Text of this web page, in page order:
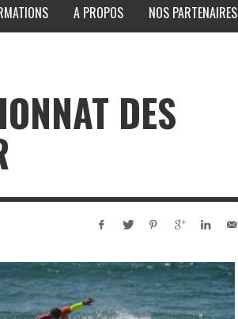
A PROPOS NOS PARTENAIRES
DES